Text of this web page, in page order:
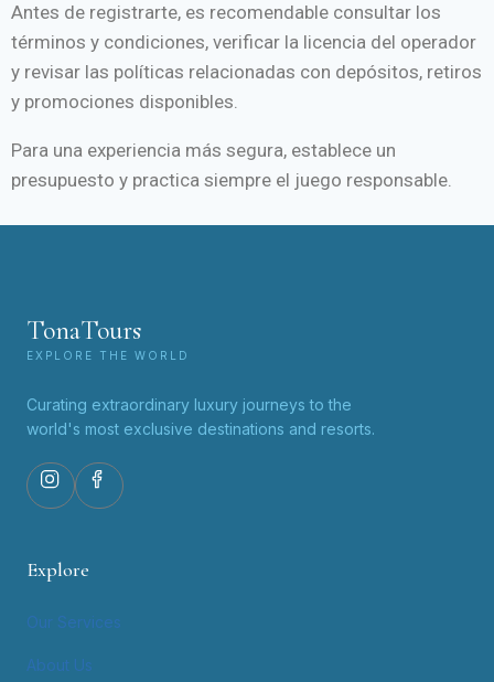
Antes de registrarte, es recomendable consultar los
términos y condiciones, verificar la licencia del operador
y revisar las políticas relacionadas con depósitos, retiros
y promociones disponibles.
Para una experiencia más segura, establece un
presupuesto y practica siempre el juego responsable.
TonaTours
EXPLORE THE WORLD
Curating extraordinary luxury journeys to the
world's most exclusive destinations and resorts.
Explore
Our Services
About Us